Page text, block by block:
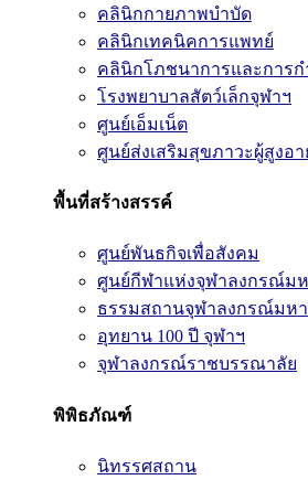
คลินิกกายภาพบำบัด
คลินิกเทคนิคการแพทย์
คลินิกโภชนาการและการ
โรงพยาบาลสัตว์เล็กจุฬาฯ
ศูนย์เอ็มเน็ต
ศูนย์ส่งเสริมสุขภาวะผู้สูงอา
พื้นที่สร้างสรรค์
ศูนย์พันธกิจเพื่อสังคม
ศูนย์กีฬาแห่งจุฬาลงกรณ์ม
ธรรมสถานจุฬาลงกรณ์มห
อุทยาน 100 ปี จุฬาฯ
จุฬาลงกรณ์ราชบรรณาลัย
พิพิธภัณฑ์
นิทรรศสถาน